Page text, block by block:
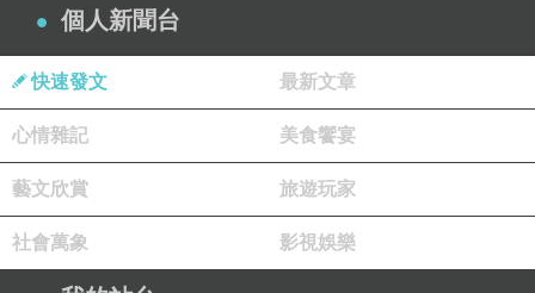
個人新聞台
快速發文 最新文章
心情雜記 美食饗宴
藝文欣賞 旅遊玩家
社會萬象 影視娛樂